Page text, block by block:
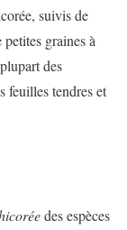
suivis de
graines à
des
feuilles tendres et
des espèces